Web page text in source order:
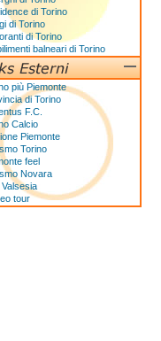
di Torino
di Torino
di Torino
balneari di Torino
più Piemonte
di Torino
F.C.
Calcio
Piemonte
Torino
feel
Novara
Valsesia
tour